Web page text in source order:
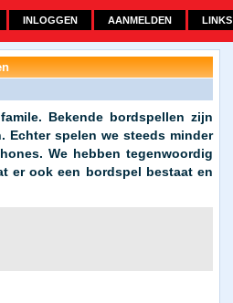
INLOGGEN AANMELDEN LINKS
Bekende bordspellen zijn
Echter spelen we steeds minder
We hebben tegenwoordig
er ook een bordspel bestaat en